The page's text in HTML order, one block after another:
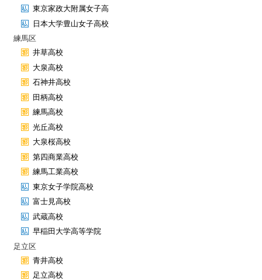
東京家政大附属女子高
日本大学豊山女子高校
練馬区
井草高校
大泉高校
石神井高校
田柄高校
練馬高校
光丘高校
大泉桜高校
第四商業高校
練馬工業高校
東京女子学院高校
富士見高校
武蔵高校
早稲田大学高等学院
足立区
青井高校
足立高校